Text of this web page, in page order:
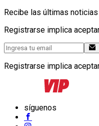
Recibe las últimas
Registrarse implica
Registrarse implica
síguenos